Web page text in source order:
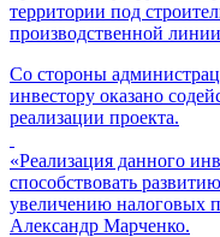
территории под
производственной
Со стороны
инвестору оказано
реализации проекта.
«Реализация данного
способствовать
увеличению налоговых
Александр Марченко.